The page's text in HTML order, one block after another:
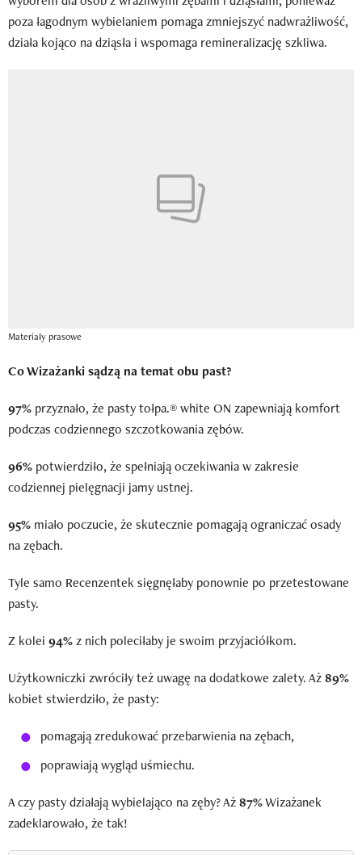
poza łagodnym wybielaniem pomaga zmniejszyć nadwrażliwość,
działa kojąco na dziąsła i wspomaga remineralizację szkliwa.
Materiały prasowe
Co Wizażanki sądzą na temat obu past?
97% przyznało, że pasty tołpa.® white ON zapewniają komfort
podczas codziennego szczotkowania zębów.
96% potwierdziło, że spełniają oczekiwania w zakresie
codziennej pielęgnacji jamy ustnej.
95% miało poczucie, że skutecznie pomagają ograniczać osady
na zębach.
Tyle samo Recenzentek sięgnęłaby ponownie po przetestowane
pasty.
Z kolei 94%z nich poleciłaby je swoim przyjaciółkom.
Użytkowniczki zwróciły też uwagę na dodatkowe zalety. Aż89%
kobiet stwierdziło, że pasty:
pomagają zredukować przebarwienia na zębach,
poprawiają wygląd uśmiechu.
A czy pasty działają wybielająco na zęby? Aż87%Wizażanek
zadeklarowało, że tak!